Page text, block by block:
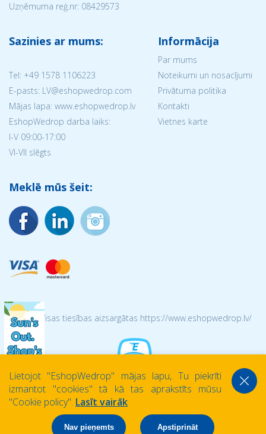
Uzņēmuma reģ.nr: 08429573
Sazinies ar mums:
Tel: +49 1578 1106223
E-pasts: LV@eshopwedrop.com
Mājas lapa: www.eshopwedrop.lv
EshopWedrop darba laiks:
I-V 09:00-17:00
VI-VII slēgts
Informācija
Par mums
Noteikumi un nosacījumi
Privātuma politika
Kontakti
Vietnes karte
Meklē mūs šeit:
© 2026 Visas tiesības aizsargātas https://www.eshopwedrop.lv/
Lietojot ''EshopWedrop'' mājas lapu, Tu piekrīti
izmantot ''cookies'' tā kā tas aprakstīts mūsu
''Cookie policy''. Lasīt vairāk
Nav pieņemts Apstiprināt